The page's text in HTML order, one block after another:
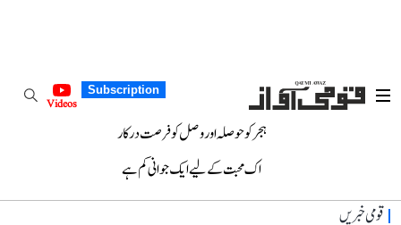
Subscription
Videos
ہجر کو حوصلہ اور وصل کو فرصت درکار
اک محبت کے لیے ایک جوانی کم ہے
قومی خبریں